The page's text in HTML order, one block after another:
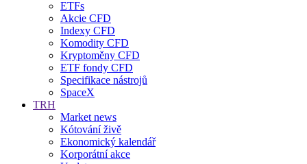
ETFs
Akcie CFD
Indexy CFD
Komodity CFD
Kryptoměny CFD
ETF fondy CFD
Specifikace nástrojů
SpaceX
TRH
Market news
Kótování živě
Ekonomický kalendář
Korporátní akce